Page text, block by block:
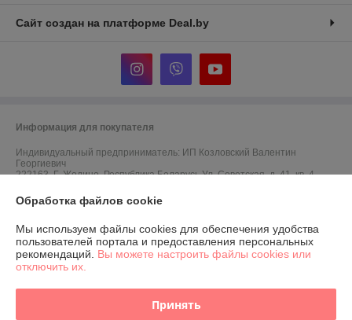
Сайт создан на платформе Deal.by
Информация для покупателя
Индивидуальный предприниматель: ИП Козловский Валентин
Георгиевич
222163, Г. Жодино, Республика Беларусь Ул. Советская, д. 41, кв. 4
Регистрационный номер ЕГР: 691729761
УНП: 691729761
Регистрационный орган: Жодинский горисполком
Ссылка на свидетельство/лицензию
Обработка файлов cookie
Мы используем файлы cookies для обеспечения удобства
пользователей портала и предоставления персональных
рекомендаций. Вы можете настроить файлы cookies или
отключить их.
Принять